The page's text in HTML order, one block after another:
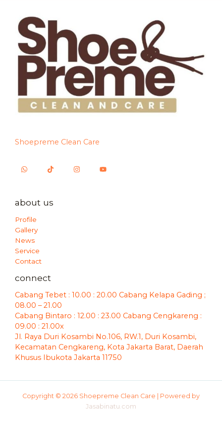
Shoepreme Clean Care
about us
Profile
Gallery
News
Service
Contact
connect
Cabang Tebet : 10.00 : 20.00 Cabang Kelapa Gading ;
08.00 – 21.00
Cabang Bintaro : 12.00 : 23.00 Cabang Cengkareng :
09.00 : 21.00x
Jl. Raya Duri Kosambi No.106, RW.1, Duri Kosambi,
Kecamatan Cengkareng, Kota Jakarta Barat, Daerah
Khusus Ibukota Jakarta 11750
Copyright © 2026 Shoepreme Clean Care | Powered by
Jasabinatu.com